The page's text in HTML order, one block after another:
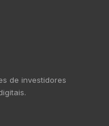
de investidores